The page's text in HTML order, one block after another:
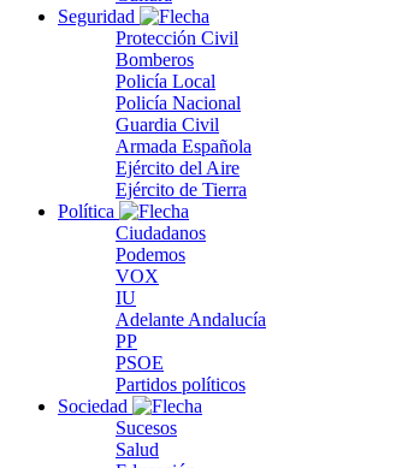
Seguridad
Protección Civil
Bomberos
Policía Local
Policía Nacional
Guardia Civil
Armada Española
Ejército del Aire
Ejército de Tierra
Política
Ciudadanos
Podemos
VOX
IU
Adelante Andalucía
PP
PSOE
Partidos políticos
Sociedad
Sucesos
Salud